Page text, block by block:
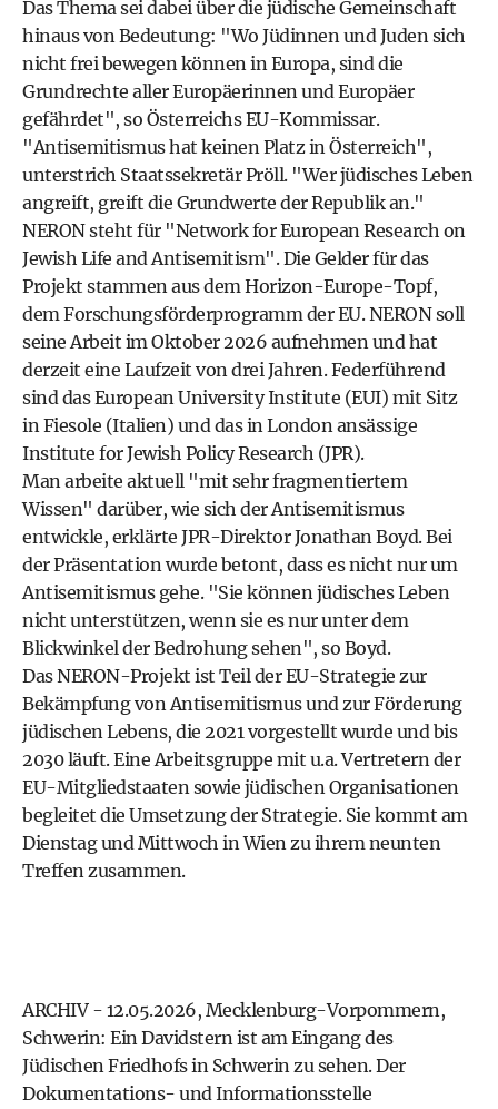
Das Thema sei dabei über die jüdische Gemeinschaft
hinaus von Bedeutung: "Wo Jüdinnen und Juden sich
nicht frei bewegen können in Europa, sind die
Grundrechte aller Europäerinnen und Europäer
gefährdet", so Österreichs EU-Kommissar.
"Antisemitismus hat keinen Platz in Österreich",
unterstrich Staatssekretär Pröll. "Wer jüdisches Leben
angreift, greift die Grundwerte der Republik an."
NERON steht für "Network for European Research on
Jewish Life and Antisemitism". Die Gelder für das
Projekt stammen aus dem Horizon-Europe-Topf,
dem Forschungsförderprogramm der EU. NERON soll
seine Arbeit im Oktober 2026 aufnehmen und hat
derzeit eine Laufzeit von drei Jahren. Federführend
sind das European University Institute (EUI) mit Sitz
in Fiesole (Italien) und das in London ansässige
Institute for Jewish Policy Research (JPR).
Man arbeite aktuell "mit sehr fragmentiertem
Wissen" darüber, wie sich der Antisemitismus
entwickle, erklärte JPR-Direktor Jonathan Boyd. Bei
der Präsentation wurde betont, dass es nicht nur um
Antisemitismus gehe. "Sie können jüdisches Leben
nicht unterstützen, wenn sie es nur unter dem
Blickwinkel der Bedrohung sehen", so Boyd.
Das NERON-Projekt ist Teil der EU-Strategie zur
Bekämpfung von Antisemitismus und zur Förderung
jüdischen Lebens, die 2021 vorgestellt wurde und bis
2030 läuft. Eine Arbeitsgruppe mit u.a. Vertretern der
EU-Mitgliedstaaten sowie jüdischen Organisationen
begleitet die Umsetzung der Strategie. Sie kommt am
Dienstag und Mittwoch in Wien zu ihrem neunten
Treffen zusammen.
ARCHIV - 12.05.2026, Mecklenburg-Vorpommern,
Schwerin: Ein Davidstern ist am Eingang des
Jüdischen Friedhofs in Schwerin zu sehen. Der
Dokumentations- und Informationsstelle